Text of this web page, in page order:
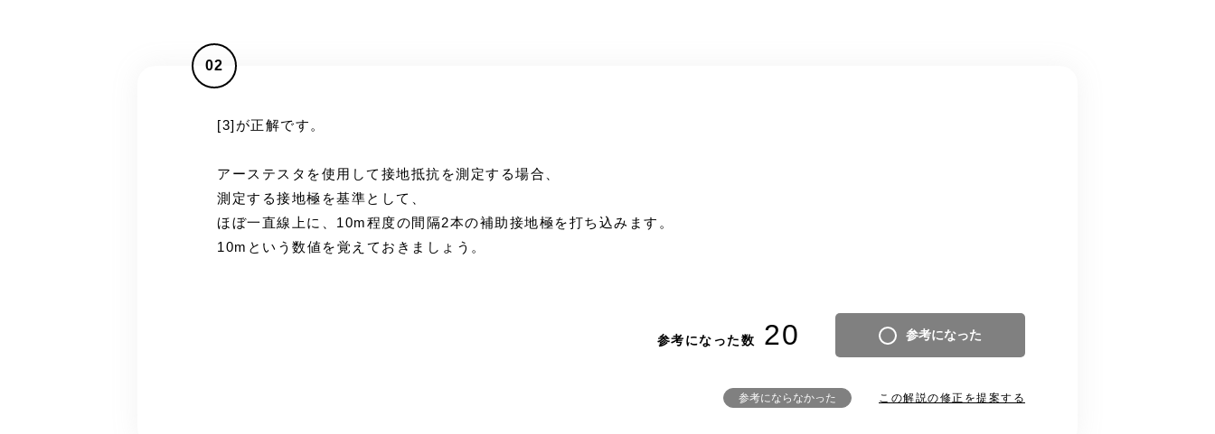
02
[3]が正解です。
アーステスタを使用して接地抵抗を測定する場合、
測定する接地極を基準として、
ほぼ一直線上に、10m程度の間隔2本の補助接地極を打ち込みます。
10mという数値を覚えておきましょう。
参考になった数 20 参考になった
参考にならなかった この解説の修正を提案する